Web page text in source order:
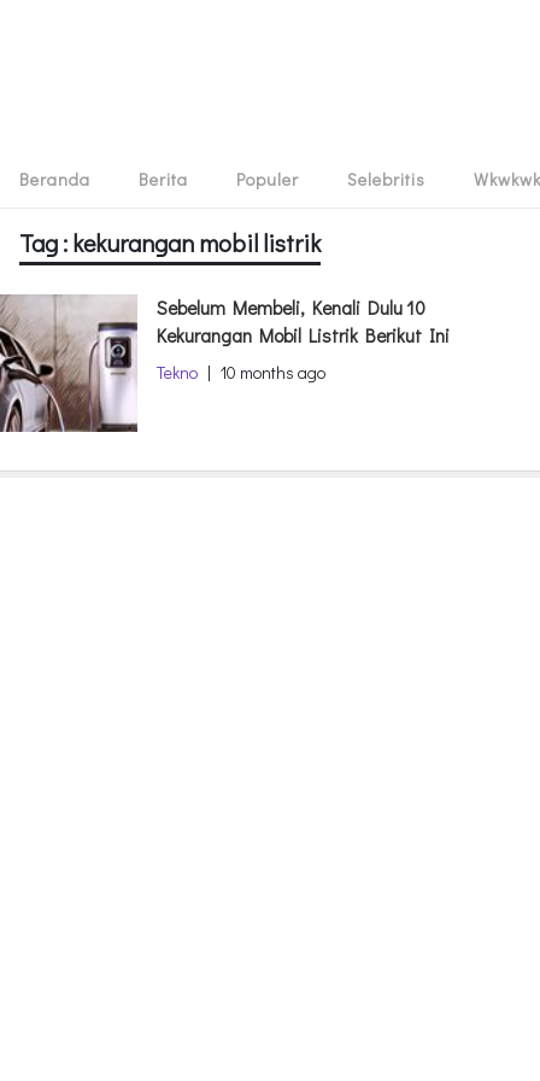
Beranda Berita Populer Selebritis Wkwkwk
Tag : kekurangan mobil listrik
Sebelum Membeli, Kenali Dulu 10
Kekurangan Mobil Listrik Berikut Ini
Tekno | 10 months ago